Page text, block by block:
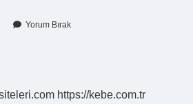
Yorum Bırak
https://kebe.com.tr